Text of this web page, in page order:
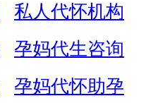
私人代怀机构
孕妈代生咨询
孕妈代怀助孕